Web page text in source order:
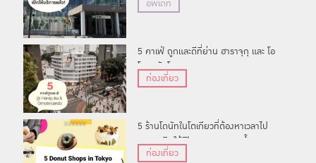
นขึ้น
อัพเดท
5 คาเฟ่ ถูกและดีที่ย่าน ฮาราจุกุ และ โอ
โมเตะซันโด
ท่องเที่ยว
5 ร้านโดนัทในโตเกียวที่ต้องหาเวลาไป
ตระเวนกินให้ฟินจนหายอยากน้ำตาล
ท่องเที่ยว